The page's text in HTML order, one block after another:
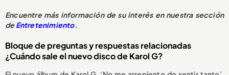
Encuentre más información de su interés en nuestra sección
deEntretenimiento.
Bloque de preguntas y respuestas relacionadas
¿Cuándo sale el nuevo disco de Karol G?